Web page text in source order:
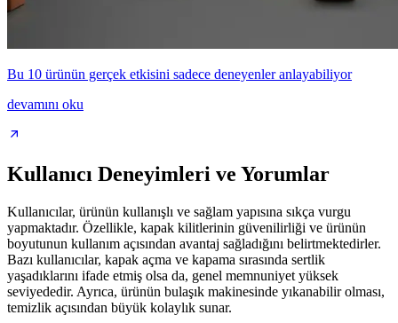
Bu 10 ürünün gerçek etkisini sadece deneyenler anlayabiliyor
devamını oku
Kullanıcı Deneyimleri ve Yorumlar
Kullanıcılar, ürünün kullanışlı ve sağlam yapısına sıkça vurgu
yapmaktadır. Özellikle, kapak kilitlerinin güvenilirliği ve ürünün
boyutunun kullanım açısından avantaj sağladığını belirtmektedirler.
Bazı kullanıcılar, kapak açma ve kapama sırasında sertlik
yaşadıklarını ifade etmiş olsa da, genel memnuniyet yüksek
seviyededir. Ayrıca, ürünün bulaşık makinesinde yıkanabilir olması,
temizlik açısından büyük kolaylık sunar.